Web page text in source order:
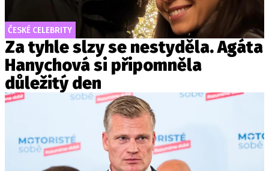
ČESKÉ CELEBRITY
Za tyhle slzy se nestyděla. Agáta
Hanychová si připomněla
důležitý den